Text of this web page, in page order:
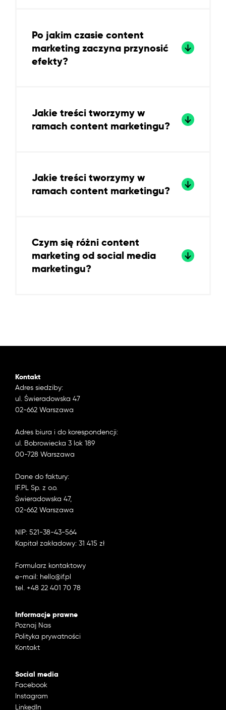
Po jakim czasie content
marketing zaczyna przynosić
efekty?
Jakie treści tworzymy w
ramach content marketingu?
Jakie treści tworzymy w
ramach content marketingu?
Czym się różni content
marketing od social media
marketingu?
Kontakt
Adres siedziby:
ul. Świeradowska 47
02-662 Warszawa
Adres biura i do korespondencji:
ul. Bobrowiecka 3 lok 189
00-728 Warszawa
Dane do faktury:
IF.PL Sp. z o.o.
Świeradowska 47,
02-662 Warszawa
NIP: 521-38-43-564
Kapitał zakładowy: 31 415 zł
Formularz kontaktowy
e-mail: hello@if.pl
tel. +48 22 401 70 78
Informacje prawne
Poznaj Nas
Polityka prywatności
Kontakt
Social media
Facebook
Instagram
LinkedIn